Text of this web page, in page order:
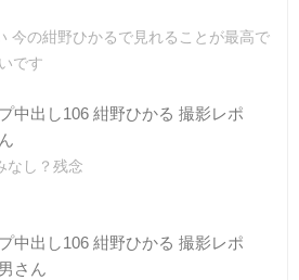
今の紺野ひかるで見れることが最高で
です
中出し106 紺野ひかる 撮影レポ
なし？残念
中出し106 紺野ひかる 撮影レポ
さん